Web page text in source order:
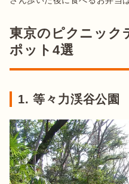
東京のピクニック
ポット4選
1. 等々力渓谷公園